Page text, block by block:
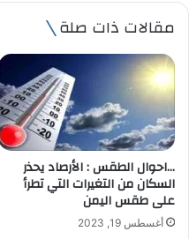
د
ا
ل
إ
ل
ك
ر
ي
مقالات ذات صلة
…احوال الطقس : الأرصاد يحذر
السكان من التغيرات التي تطرأ
على طقس اليمن
أغسطس 19, 2023